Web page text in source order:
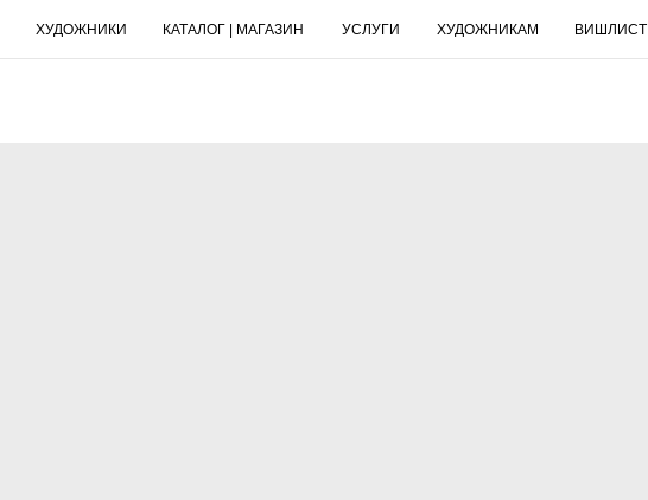
ХУДОЖНИКИ КАТАЛОГ | МАГАЗИН ВИШЛИСТ
ХУДОЖНИКАМ
УСЛУГИ